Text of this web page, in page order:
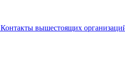
Контакты вышестоящих